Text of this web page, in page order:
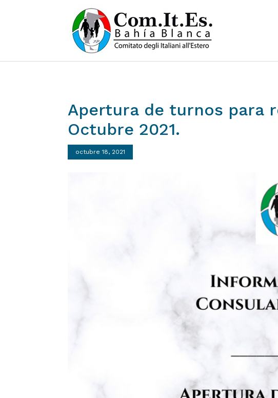
Apertura de turnos para
Octubre 2021.
octubre 18, 2021
Institucional